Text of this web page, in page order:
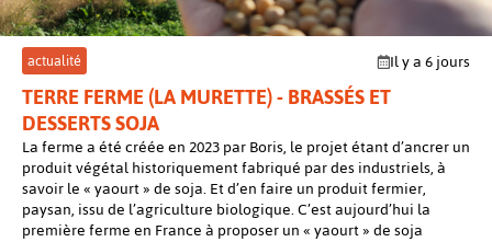
actualité Il y a 6 jours
TERRE FERME (LA MURETTE) - BRASSÉS ET
DESSERTS SOJA
La ferme a été créée en 2023 par Boris, le projet étant d’ancrer un
produit végétal historiquement fabriqué par des industriels, à
savoir le « yaourt » de soja. Et d’en faire un produit fermier,
paysan, issu de l’agriculture biologique. C’est aujourd’hui la
première ferme en France à proposer un « yaourt » de soja